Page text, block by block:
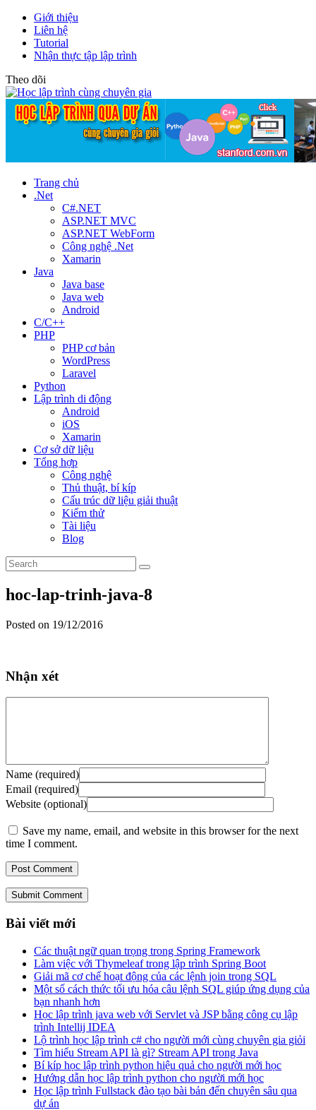
Giới thiệu
Liên hệ
Tutorial
Nhận thực tập lập trình
Theo dõi
Trang chủ
.Net
C#.NET
ASP.NET MVC
ASP.NET WebForm
Công nghệ .Net
Xamarin
Java
Java base
Java web
Android
C/C++
PHP
PHP cơ bản
WordPress
Laravel
Python
Lập trình di động
Android
iOS
Xamarin
Cơ sở dữ liệu
Tổng hợp
Công nghệ
Thủ thuật, bí kíp
Cấu trúc dữ liệu giải thuật
Kiểm thử
Tài liệu
Blog
hoc-lap-trinh-java-8
Posted on 19/12/2016
Nhận xét
Name (required)
Email (required)
Website (optional)
Save my name, email, and website in this browser for the next
time I comment.
Submit Comment
Bài viết mới
Các thuật ngữ quan trọng trong Spring Framework
Làm việc với Thymeleaf trong lập trình Spring Boot
Giải mã cơ chế hoạt động của các lệnh join trong SQL
Một số cách thức tối ưu hóa câu lệnh SQL giúp ứng dụng của
bạn nhanh hơn
Học lập trình java web với Servlet và JSP bằng công cụ lập
trình Intellij IDEA
Lộ trình học lập trình c# cho người mới cùng chuyên gia giỏi
Tìm hiểu Stream API là gì? Stream API trong Java
Bí kíp học lập trình python hiệu quả cho người mới học
Hướng dẫn học lập trình python cho người mới học
Học lập trình Fullstack đào tạo bài bản đến chuyên sâu qua
dự án